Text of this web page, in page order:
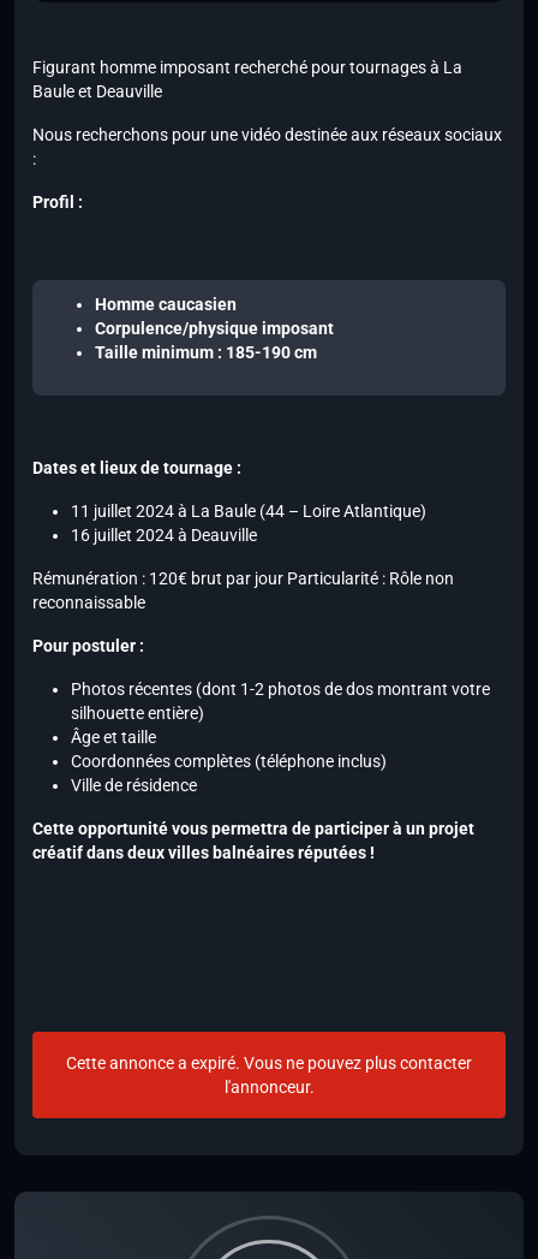
Figurant homme imposant recherché pour tournages à La
Baule et Deauville
Nous recherchons pour une vidéo destinée aux réseaux sociaux
:
Profil :
Homme caucasien
Corpulence/physique imposant
Taille minimum : 185-190 cm
Dates et lieux de tournage :
11 juillet 2024 à La Baule (44 – Loire Atlantique)
16 juillet 2024 à Deauville
Rémunération : 120€ brut par jour Particularité : Rôle non
reconnaissable
Pour postuler :
Photos récentes (dont 1-2 photos de dos montrant votre
silhouette entière)
Âge et taille
Coordonnées complètes (téléphone inclus)
Ville de résidence
Cette opportunité vous permettra de participer à un projet
créatif dans deux villes balnéaires réputées !
Cette annonce a expiré. Vous ne pouvez plus contacter
l'annonceur.